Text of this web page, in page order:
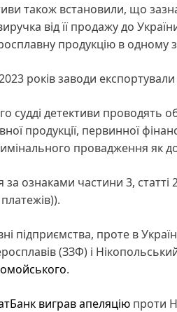
також встановили, що
від її продажу до
продукцію в одному
років заводи
судді детективи
продукції, первинної
провадження як
за ознаками частини 3,
підприємства, проте в
(ЗЗФ) і
.
виграв апеляцію проти